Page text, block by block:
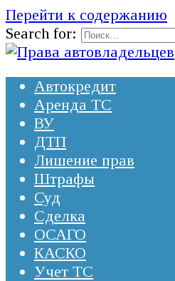
Перейти к содержанию
Search for:
Автокредит
Аренда ТС
ВУ
ДТП
Лишение прав
Штрафы
Суд
Сделка
ОСАГО
КАСКО
Учет ТС